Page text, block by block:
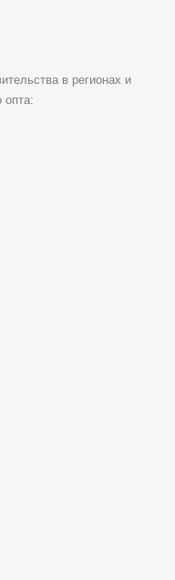
в регионах и
опта: